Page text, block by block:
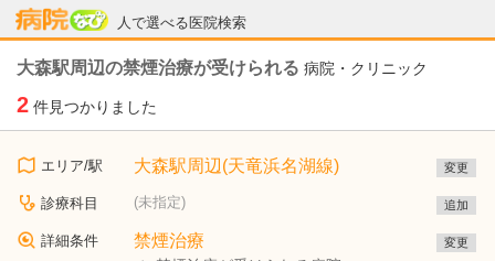
人で選べる医院検索
病院なび
大森駅周辺の禁煙治療が受けられる 病院・クリニック
2 件見つかりました
エリア/駅 大森駅周辺(天竜浜名湖線) 変更
診療科目 (未指定) 追加
詳細条件 禁煙治療 変更